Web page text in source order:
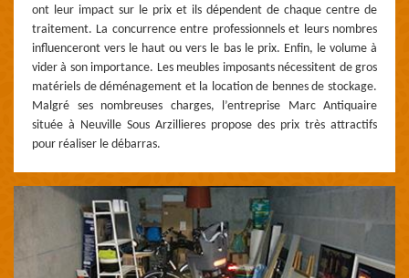
ont leur impact sur le prix et ils dépendent de chaque centre de
traitement. La concurrence entre professionnels et leurs nombres
influenceront vers le haut ou vers le bas le prix. Enfin, le volume à
vider à son importance. Les meubles imposants nécessitent de gros
matériels de déménagement et la location de bennes de stockage.
Malgré ses nombreuses charges, l’entreprise Marc Antiquaire
située à Neuville Sous Arzillieres propose des prix très attractifs
pour réaliser le débarras.